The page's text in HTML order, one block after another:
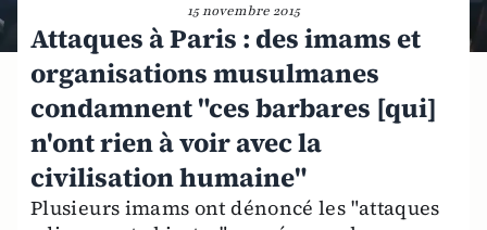
15 novembre 2015
Attaques à Paris : des imams et
organisations musulmanes
condamnent "ces barbares [qui]
n'ont rien à voir avec la
civilisation humaine"
Plusieurs imams ont dénoncé les "attaques